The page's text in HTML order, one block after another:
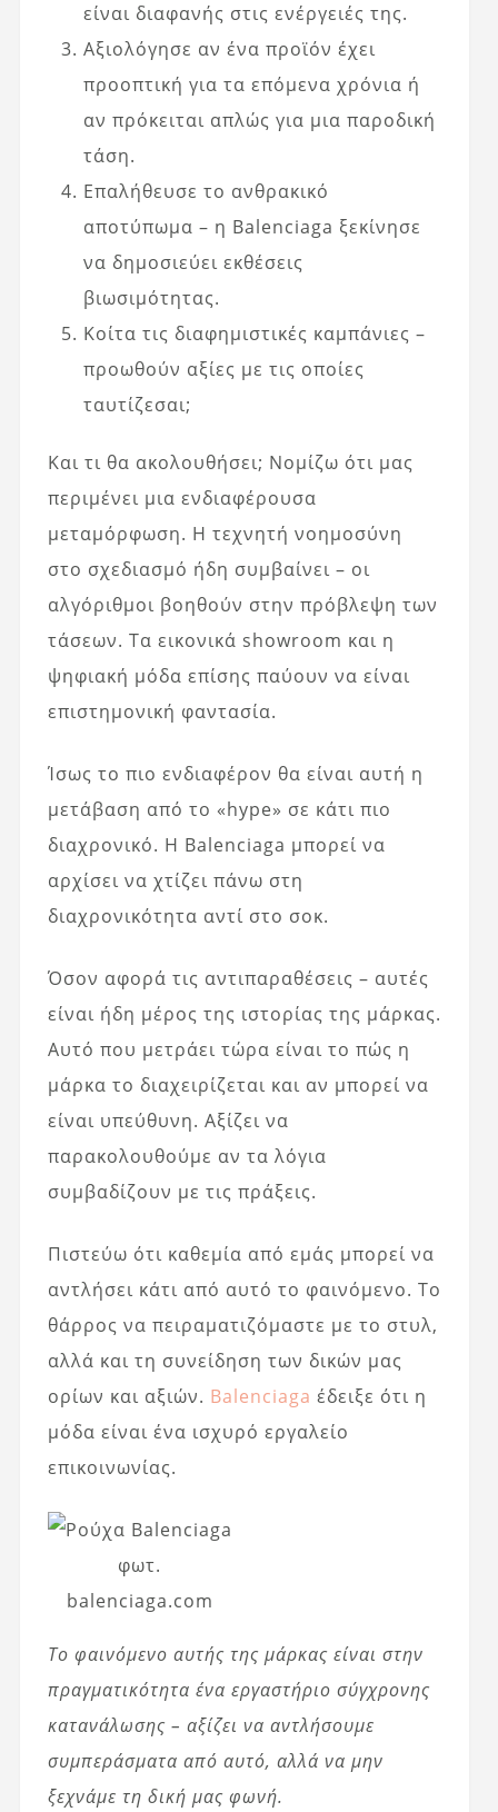
είναι διαφανής στις ενέργειές της.
Αξιολόγησε αν ένα προϊόν έχει
προοπτική για τα επόμενα χρόνια ή
αν πρόκειται απλώς για μια παροδική
τάση.
Επαλήθευσε το ανθρακικό
αποτύπωμα – η Balenciaga ξεκίνησε
να δημοσιεύει εκθέσεις
βιωσιμότητας.
Κοίτα τις διαφημιστικές καμπάνιες –
προωθούν αξίες με τις οποίες
ταυτίζεσαι;
Και τι θα ακολουθήσει; Νομίζω ότι μας
περιμένει μια ενδιαφέρουσα
μεταμόρφωση. Η τεχνητή νοημοσύνη
στο σχεδιασμό ήδη συμβαίνει – οι
αλγόριθμοι βοηθούν στην πρόβλεψη των
τάσεων. Τα εικονικά showroom και η
ψηφιακή μόδα επίσης παύουν να είναι
επιστημονική φαντασία.
Ίσως το πιο ενδιαφέρον θα είναι αυτή η
μετάβαση από το «hype» σε κάτι πιο
διαχρονικό. Η Balenciaga μπορεί να
αρχίσει να χτίζει πάνω στη
διαχρονικότητα αντί στο σοκ.
Όσον αφορά τις αντιπαραθέσεις – αυτές
είναι ήδη μέρος της ιστορίας της μάρκας.
Αυτό που μετράει τώρα είναι το πώς η
μάρκα το διαχειρίζεται και αν μπορεί να
είναι υπεύθυνη. Αξίζει να
παρακολουθούμε αν τα λόγια
συμβαδίζουν με τις πράξεις.
Πιστεύω ότι καθεμία από εμάς μπορεί να
αντλήσει κάτι από αυτό το φαινόμενο. Το
θάρρος να πειραματιζόμαστε με το στυλ,
αλλά και τη συνείδηση των δικών μας
ορίων και αξιών. Balenciaga έδειξε ότι η
μόδα είναι ένα ισχυρό εργαλείο
επικοινωνίας.
φωτ.
balenciaga.com
Το φαινόμενο αυτής της μάρκας είναι στην
πραγματικότητα ένα εργαστήριο σύγχρονης
κατανάλωσης – αξίζει να αντλήσουμε
συμπεράσματα από αυτό, αλλά να μην
ξεχνάμε τη δική μας φωνή.